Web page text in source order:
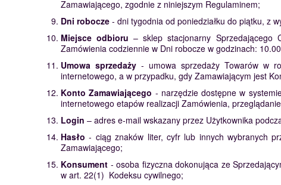
Zamawiającego, zgodnie z niniejszym Regulaminem;
Dni robocze - dni tygodnia od poniedziałku do piątku, z
Miejsce odbioru – sklep stacjonarny Sprzedającego
Zamówienia codziennie w Dni robocze w godzinach:
Umowa sprzedaży- umowa sprzedaży Towarów w
internetowego, a w przypadku, gdy Zamawiającym jest
Konto Zamawiającego - narzędzie dostępne w
internetowego etapów realizacji Zamówienia,
Login – adres e-mail wskazany przez Użytkownika
Hasło - ciąg znaków liter, cyfr lub innych wybranych
Zamawiającego;
Konsument - osoba fizyczna dokonująca ze
w art. 22(1) Kodeksu cywilnego;